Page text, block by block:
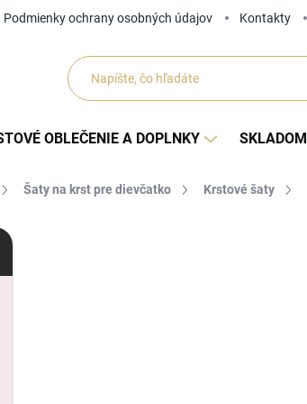
Podmienky ochrany osobných údajov Kontakty
OBLEČENIE A DOPLNKY SKLADOM
Šaty na krst pre dievčatko Krstové šaty